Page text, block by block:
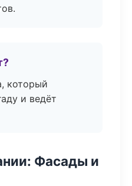
который
и ведёт
Фасады и